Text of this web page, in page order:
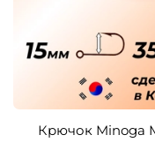
Крючок Minoga